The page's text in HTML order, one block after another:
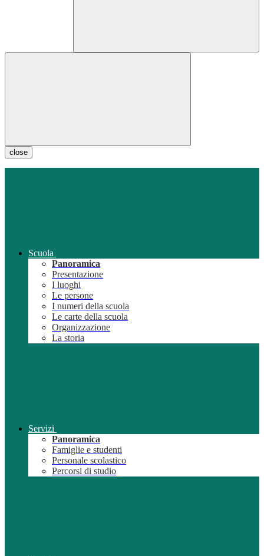
close
Scuola
Panoramica
Presentazione
I luoghi
Le persone
I numeri della scuola
Le carte della scuola
Organizzazione
La storia
Servizi
Panoramica
Famiglie e studenti
Personale scolastico
Percorsi di studio